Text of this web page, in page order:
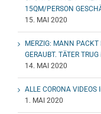
15QM/PERSON
15. MAI 2020
MERZIG: MANN
GERAUBT. TÄTER
14. MAI 2020
ALLE CORONA VIDEOS
1. MAI 2020